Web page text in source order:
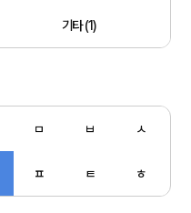
기타 (1)
ㅁ ㅂ ㅅ
ㅍ ㅌ ㅎ